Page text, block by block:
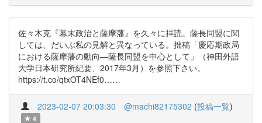
佐々木克『幕末政治と薩摩藩』を久々に拝読。薩長同盟に関
しては、だいぶ私の見解と異なっている。拙稿「慶応期政局
における薩摩藩の動向―薩長同盟を中心として」（神田外語
大学日本研究所紀要、2017年3月）を参照下さい。
https://t.co/qtxOT4NEf0……
2023-02-07 20:03:30 @machi82175302 (投稿一覧)
4